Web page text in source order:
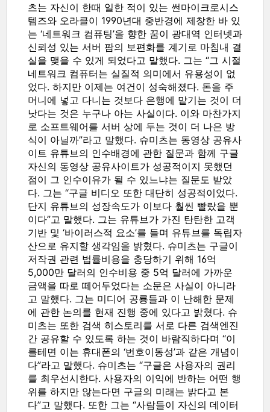
츠는 자신이 한때 일한 적이 있는 썬마이크로시스
템즈와 오라클이 1990년대 중반경에 제창한 바 있
는 ‘네트워크 컴퓨팅’을 향한 꿈이 광대역 인터넷과
신뢰성 있는 서버 팜의 보편화를 계기로 마침내 결
실을 맺을 수 있게 되었다고 말했다. 그는 “그 시절
네트워크 컴퓨터는 실질적 의미에서 유용성이 없
었다. 하지만 이제는 여건이 성숙해졌다. 돈을 주
머니에 넣고 다니는 것보다 은행에 맡기는 것이 더
낫다는 것은 누구나 아는 사실이다. 이와 마찬가지
로 소프트웨어를 서버 상에 두는 것이 더 나은 방
식이 아닐까”라고 말했다. 슈미츠는 동영상 공유사
이트 유튜브의 인수배경에 관한 질문과 함께 구글
자신의 동영상 공유사이트가 성공적이지 못했던
점이 그 인수이유가 될 수 있느냐는 질문도 받았
다. 그는 “구글 비디오 또한 대단히 성공적이었다.
단지 유튜브의 성장속도가 이보다 훨씬 빨랐을 뿐
이다”고 말했다. 그는 유튜브가 가진 탄탄한 고객
기반 및 ‘바이러스적 요소’를 들며 유튜브를 독립자
산으로 유지할 생각임을 밝혔다. 슈미츠는 구글이
저작권 관련 법률비용을 충당하기 위해 16억
5,000만 달러의 인수비용 중 5억 달러에 가까운
금액을 따로 떼어두었다는 소문은 사실이 아니라
고 말했다. 그는 미디어 공룡들과 이 난해한 문제
에 관한 논의를 현재 진행 중에 있다고 밝혔다. 슈
미츠는 또한 검색 히스토리를 서로 다른 검색엔진
간 공유할 수 있도록 하는 것이 바람직하다며 “이
를테면 이는 휴대폰의 ‘번호이동성’과 같은 개념이
다”라고 말했다. 슈미츠는 “구글은 사용자의 권리
를 최우선시한다. 사용자의 이익에 반하는 어떤 행
위를 하지만 않는다면 구글의 미래는 밝다고 본
다”고 말했다. 또한 그는 “사람들이 자신의 데이터